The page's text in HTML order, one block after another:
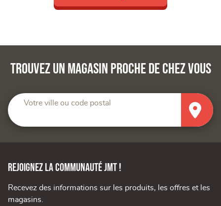
Trouvez un magasin proche de chez vous
Votre ville ou code postal
Rejoignez la communauté JMT !
Recevez des informations sur les produits, les offres et les
magasins.